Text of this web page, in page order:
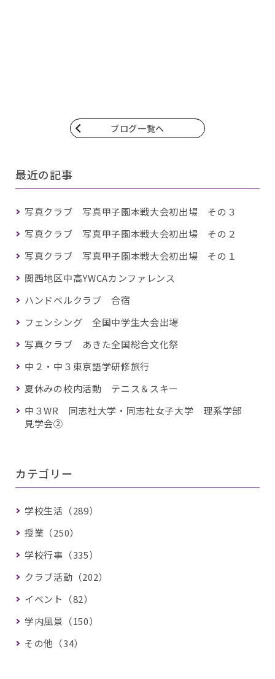
ブログ一覧へ
最近の記事
写真クラブ 写真甲子園本戦大会初出場 その３
写真クラブ 写真甲子園本戦大会初出場 その２
写真クラブ 写真甲子園本戦大会初出場 その１
関西地区中高YWCAカンファレンス
ハンドベルクラブ 合宿
フェンシング 全国中学生大会出場
写真クラブ あきた全国総合文化祭
中２・中３東京語学研修旅行
夏休みの校内活動 テニス＆スキー
中３WR 同志社大学・同志社女子大学 理系学部
見学会②
カテゴリー
学校生活（289）
授業（250）
学校行事（335）
クラブ活動（202）
イベント（82）
学内風景（150）
その他（34）